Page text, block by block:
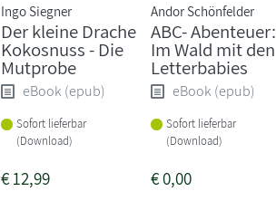
Ingo Siegner
Der kleine Drache
Kokosnuss - Die
Mutprobe
eBook (epub)
Sofort lieferbar
(Download)
€12,99
Andor Schönfelder
ABC- Abenteuer:
Im Wald mit den
Letterbabies
eBook (epub)
Sofort lieferbar
(Download)
€0,00